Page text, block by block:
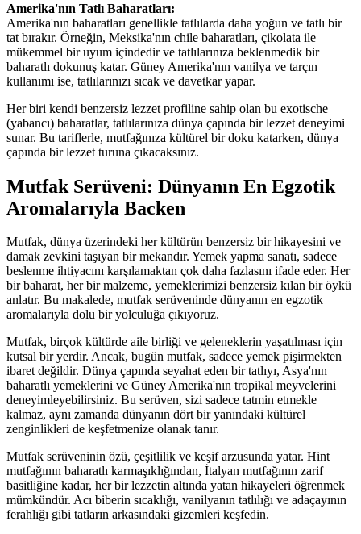
Amerika'nın Tatlı Baharatları:
Amerika'nın baharatları genellikle tatlılarda daha yoğun ve tatlı bir
tat bırakır. Örneğin, Meksika'nın chile baharatları, çikolata ile
mükemmel bir uyum içindedir ve tatlılarınıza beklenmedik bir
baharatlı dokunuş katar. Güney Amerika'nın vanilya ve tarçın
kullanımı ise, tatlılarınızı sıcak ve davetkar yapar.
Her biri kendi benzersiz lezzet profiline sahip olan bu exotische
(yabancı) baharatlar, tatlılarınıza dünya çapında bir lezzet deneyimi
sunar. Bu tariflerle, mutfağınıza kültürel bir doku katarken, dünya
çapında bir lezzet turuna çıkacaksınız.
Mutfak Serüveni: Dünyanın En Egzotik
Aromalarıyla Backen
Mutfak, dünya üzerindeki her kültürün benzersiz bir hikayesini ve
damak zevkini taşıyan bir mekandır. Yemek yapma sanatı, sadece
beslenme ihtiyacını karşılamaktan çok daha fazlasını ifade eder. Her
bir baharat, her bir malzeme, yemeklerimizi benzersiz kılan bir öykü
anlatır. Bu makalede, mutfak serüveninde dünyanın en egzotik
aromalarıyla dolu bir yolculuğa çıkıyoruz.
Mutfak, birçok kültürde aile birliği ve geleneklerin yaşatılması için
kutsal bir yerdir. Ancak, bugün mutfak, sadece yemek pişirmekten
ibaret değildir. Dünya çapında seyahat eden bir tatlıyı, Asya'nın
baharatlı yemeklerini ve Güney Amerika'nın tropikal meyvelerini
deneyimleyebilirsiniz. Bu serüven, sizi sadece tatmin etmekle
kalmaz, aynı zamanda dünyanın dört bir yanındaki kültürel
zenginlikleri de keşfetmenize olanak tanır.
Mutfak serüveninin özü, çeşitlilik ve keşif arzusunda yatar. Hint
mutfağının baharatlı karmaşıklığından, İtalyan mutfağının zarif
basitliğine kadar, her bir lezzetin altında yatan hikayeleri öğrenmek
mümkündür. Acı biberin sıcaklığı, vanilyanın tatlılığı ve adaçayının
ferahlığı gibi tatların arkasındaki gizemleri keşfedin.